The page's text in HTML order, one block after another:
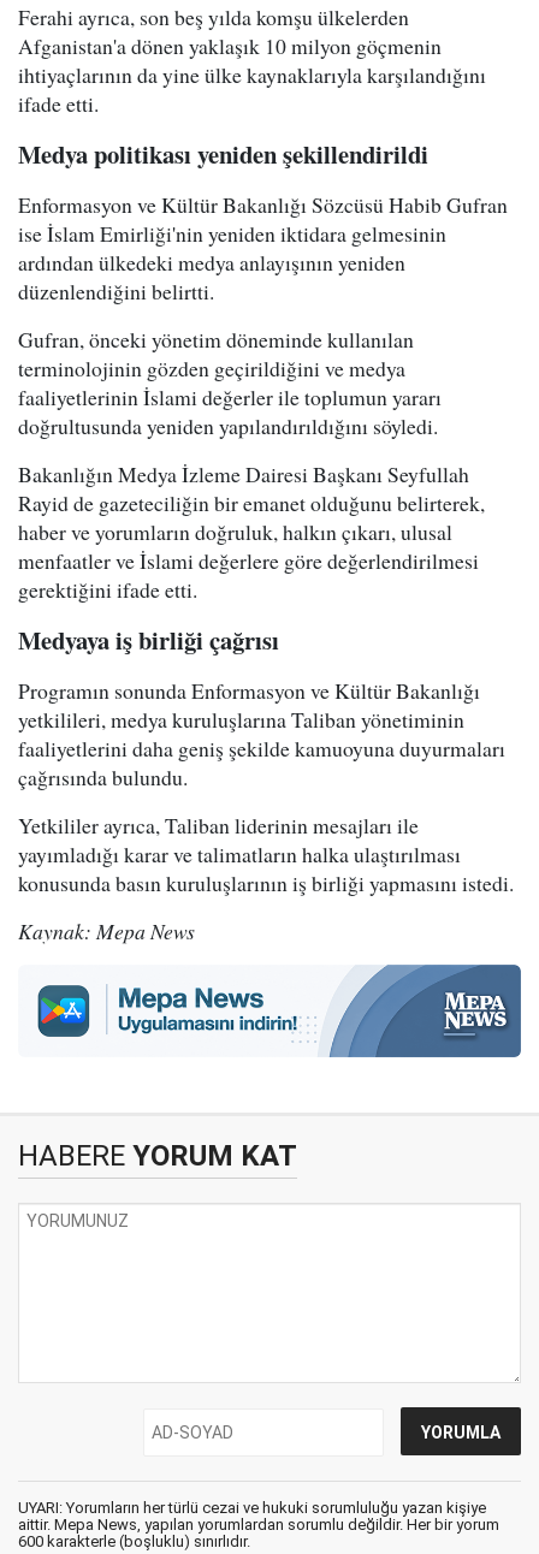
Ferahi ayrıca, son beş yılda komşu ülkelerden
Afganistan'a dönen yaklaşık 10 milyon göçmenin
ihtiyaçlarının da yine ülke kaynaklarıyla karşılandığını
ifade etti.
Medya politikası yeniden şekillendirildi
Enformasyon ve Kültür Bakanlığı Sözcüsü Habib Gufran
ise İslam Emirliği'nin yeniden iktidara gelmesinin
ardından ülkedeki medya anlayışının yeniden
düzenlendiğini belirtti.
Gufran, önceki yönetim döneminde kullanılan
terminolojinin gözden geçirildiğini ve medya
faaliyetlerinin İslami değerler ile toplumun yararı
doğrultusunda yeniden yapılandırıldığını söyledi.
Bakanlığın Medya İzleme Dairesi Başkanı Seyfullah
Rayid de gazeteciliğin bir emanet olduğunu belirterek,
haber ve yorumların doğruluk, halkın çıkarı, ulusal
menfaatler ve İslami değerlere göre değerlendirilmesi
gerektiğini ifade etti.
Medyaya iş birliği çağrısı
Programın sonunda Enformasyon ve Kültür Bakanlığı
yetkilileri, medya kuruluşlarına Taliban yönetiminin
faaliyetlerini daha geniş şekilde kamuoyuna duyurmaları
çağrısında bulundu.
Yetkililer ayrıca, Taliban liderinin mesajları ile
yayımladığı karar ve talimatların halka ulaştırılması
konusunda basın kuruluşlarının iş birliği yapmasını istedi.
Kaynak: Mepa News
HABERE YORUM KAT
UYARI: Yorumların her türlü cezai ve hukuki sorumluluğu yazan kişiye
aittir. Mepa News, yapılan yorumlardan sorumlu değildir. Her bir yorum
600 karakterle (boşluklu) sınırlıdır.